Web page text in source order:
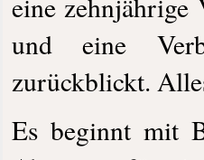
und eine
zurückblickt.
Es beginnt mit